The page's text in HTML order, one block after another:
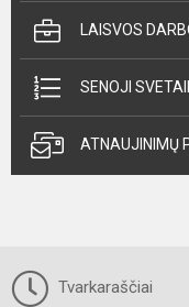
LAISVOS
SENOJI
ATNAUJINIMŲ
Tvarkaraščiai